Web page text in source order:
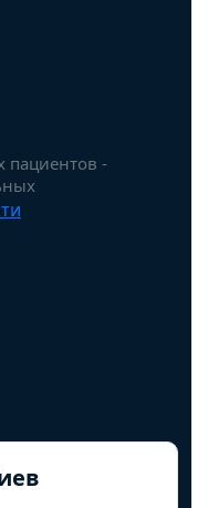
пациентов -